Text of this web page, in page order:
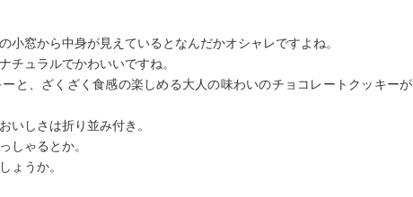
小窓から中身が見えているとなんだかオシャレですよね。
チュラルでかわいいですね。
と、ざくざく食感の楽しめる大人の味わいのチョコレートクッキーが
いしさは折り並み付き。
しゃるとか。
ょうか。